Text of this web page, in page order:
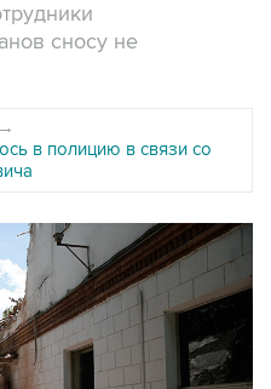
сносу не
→
в полицию в связи со